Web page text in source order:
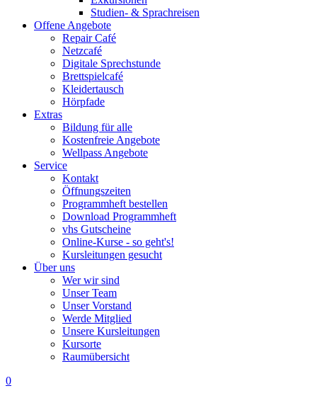
Studien- & Sprachreisen
Offene Angebote
Repair Café
Netzcafé
Digitale Sprechstunde
Brettspielcafé
Kleidertausch
Hörpfade
Extras
Bildung für alle
Kostenfreie Angebote
Wellpass Angebote
Service
Kontakt
Öffnungszeiten
Programmheft bestellen
Download Programmheft
vhs Gutscheine
Online-Kurse - so geht's!
Kursleitungen gesucht
Über uns
Wer wir sind
Unser Team
Unser Vorstand
Werde Mitglied
Unsere Kursleitungen
Kursorte
Raumübersicht
0